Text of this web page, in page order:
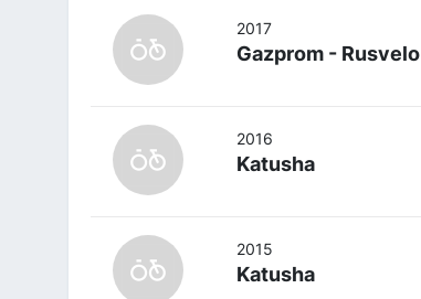
2017
Gazprom - Rusvelo
2016
Katusha
2015
Katusha